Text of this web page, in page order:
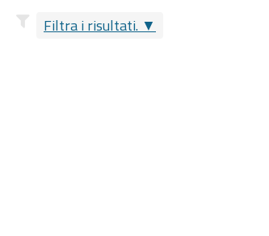
Filtra i risultati.